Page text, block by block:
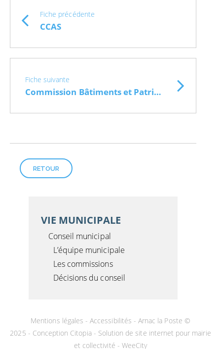
Fiche précédente
CCAS
Fiche suivante
Commission Bâtiments et Patrimoine communaux
RETOUR
VIE MUNICIPALE
Conseil municipal
L’équipe municipale
Les commissions
Décisions du conseil
Mentions légales -Accessibilités - Arnac la Poste ©
2025 - Conception Citopia- Solution de site internet pour mairie
et collectivité - WeeCity